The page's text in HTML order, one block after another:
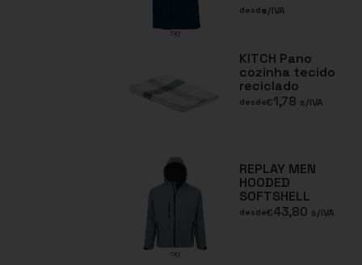
desdes/IVA
KITCH Pano
cozinha tecido
reciclado
desde€1,78 s/IVA
REPLAY MEN
HOODED
SOFTSHELL
desde€43,80 s/IVA